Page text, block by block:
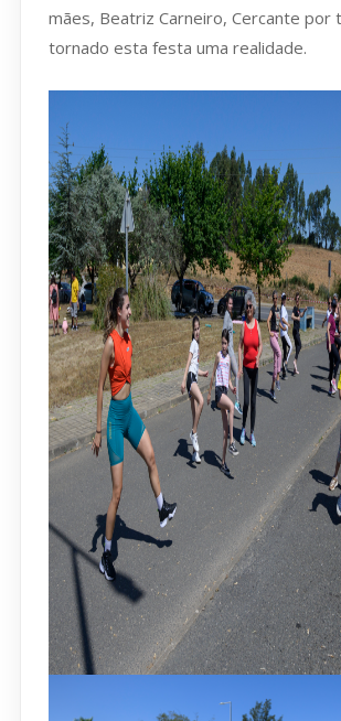
mães, Beatriz Carneiro, Cercante por
tornado esta festa uma realidade.